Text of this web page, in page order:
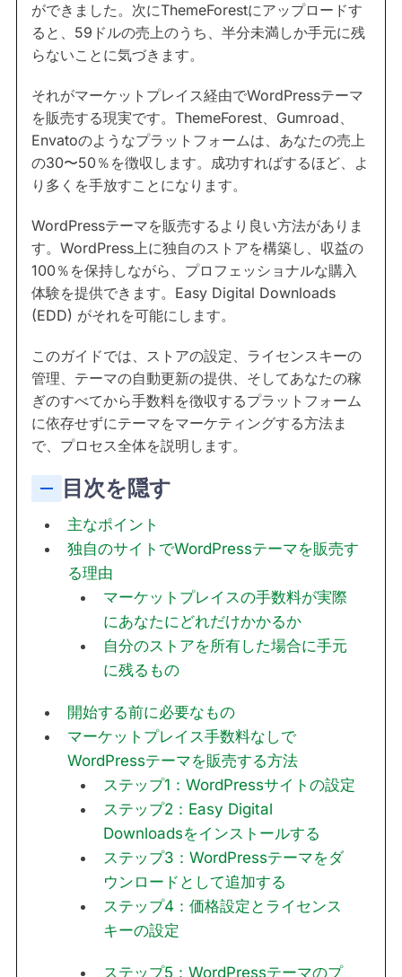
ができました。次にThemeForestにアップロードす
ると、59ドルの売上のうち、半分未満しか手元に残
らないことに気づきます。
それがマーケットプレイス経由でWordPressテーマ
を販売する現実です。ThemeForest、Gumroad、
Envatoのようなプラットフォームは、あなたの売上
の30〜50％を徴収します。成功すればするほど、よ
り多くを手放すことになります。
WordPressテーマを販売するより良い方法がありま
す。WordPress上に独自のストアを構築し、収益の
100％を保持しながら、プロフェッショナルな購入
体験を提供できます。Easy Digital Downloads
(EDD) がそれを可能にします。
このガイドでは、ストアの設定、ライセンスキーの
管理、テーマの自動更新の提供、そしてあなたの稼
ぎのすべてから手数料を徴収するプラットフォーム
に依存せずにテーマをマーケティングする方法ま
で、プロセス全体を説明します。
目次を隠す
主なポイント
独自のサイトでWordPressテーマを販売す
る理由
マーケットプレイスの手数料が実際
にあなたにどれだけかかるか
自分のストアを所有した場合に手元
に残るもの
開始する前に必要なもの
マーケットプレイス手数料なしで
WordPressテーマを販売する方法
ステップ1：WordPressサイトの設定
ステップ2：Easy Digital
Downloadsをインストールする
ステップ3：WordPressテーマをダ
ウンロードとして追加する
ステップ4：価格設定とライセンス
キーの設定
ステップ5：WordPressテーマのプ